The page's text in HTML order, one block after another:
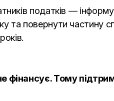
податків —
та повернути частину
фінансує. Тому